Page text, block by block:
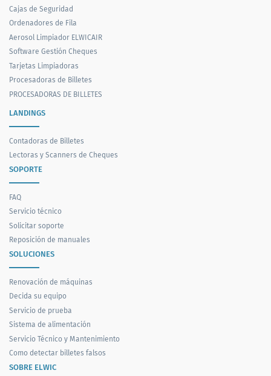
Cajas de Seguridad
Ordenadores de Fila
Aerosol Limpiador ELWICAIR
Software Gestión Cheques
Tarjetas Limpiadoras
Procesadoras de Billetes
PROCESADORAS DE BILLETES
LANDINGS
Contadoras de Billetes
Lectoras y Scanners de Cheques
SOPORTE
FAQ
Servicio técnico
Solicitar soporte
Reposición de manuales
SOLUCIONES
Renovación de máquinas
Decida su equipo
Servicio de prueba
Sistema de alimentación
Servicio Técnico y Mantenimiento
Como detectar billetes falsos
SOBRE ELWIC